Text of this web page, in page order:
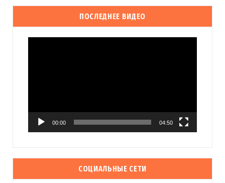
ПОСЛЕДНЕЕ ВИДЕО
00:00 04:50
СОЦИАЛЬНЫЕ СЕТИ